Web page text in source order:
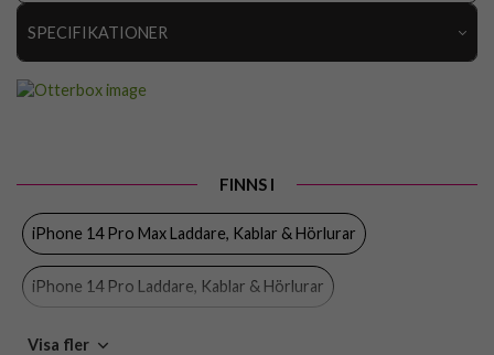
SPECIFIKATIONER
Material
FINNS I
iPhone 14 Pro Max Laddare, Kablar & Hörlurar
iPhone 14 Pro Laddare, Kablar & Hörlurar
iPhone 14 Plus Laddare, Kablar & Hörlurar
Visa fler